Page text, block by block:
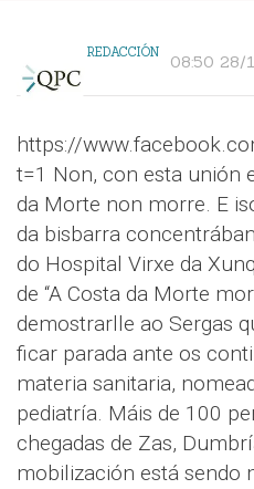
REDACCIÓN 08:50 28/
https://
t=1 Non, con esta unión
da Morte non morre. E
da bisbarra
do Hospital Virxe da
de “A Costa da Morte
demostrarlle ao Sergas
ficar parada ante os
materia sanitaria,
pediatría. Máis de 100
chegadas de Zas,
mobilización está sendo